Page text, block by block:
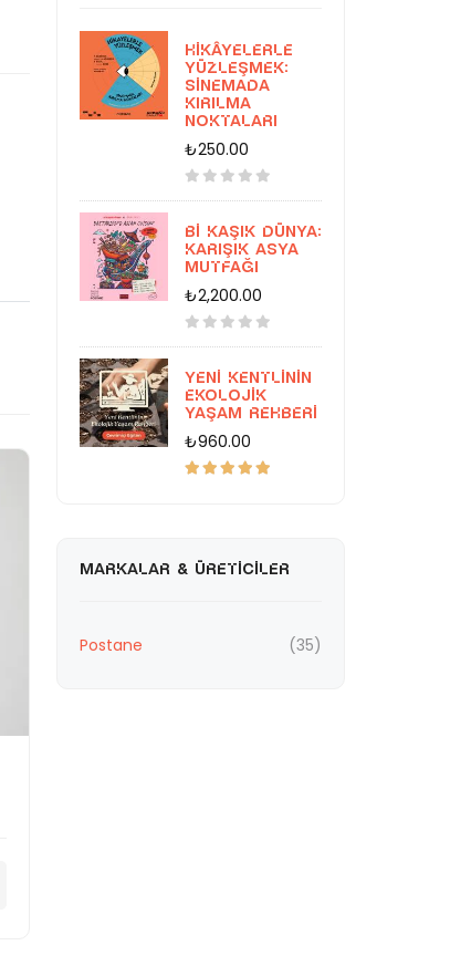
Hikâyelerle
Yüzleşmek:
Sinemada
Kırılma
Noktaları
₺250.00
Bi Kaşık Dünya:
Karışık Asya
Mutfağı
₺2,200.00
Yeni Kentlinin
Ekolojik
Yaşam Rehberi
₺960.00
MARKALAR & ÜRETICILER
Postane (35)